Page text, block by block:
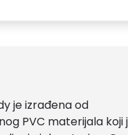
je izrađena od
PVC materijala koji